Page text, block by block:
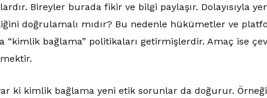
Bireyler burada fikir ve bilgi paylaşır. Dolayısıyla
doğrulamalı mıdır? Bu nedenle hükümetler ve
“kimlik bağlama” politikaları getirmişlerdir. Amaç ise
ki kimlik bağlama yeni etik sorunlar da doğurur.